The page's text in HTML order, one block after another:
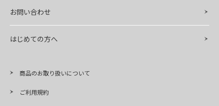
お問い合わせ
はじめての方へ
商品のお取り扱いについて
ご利用規約